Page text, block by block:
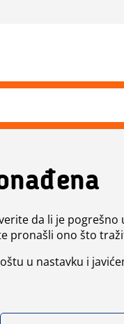
da li je pogrešno
pronašli ono što
u nastavku i